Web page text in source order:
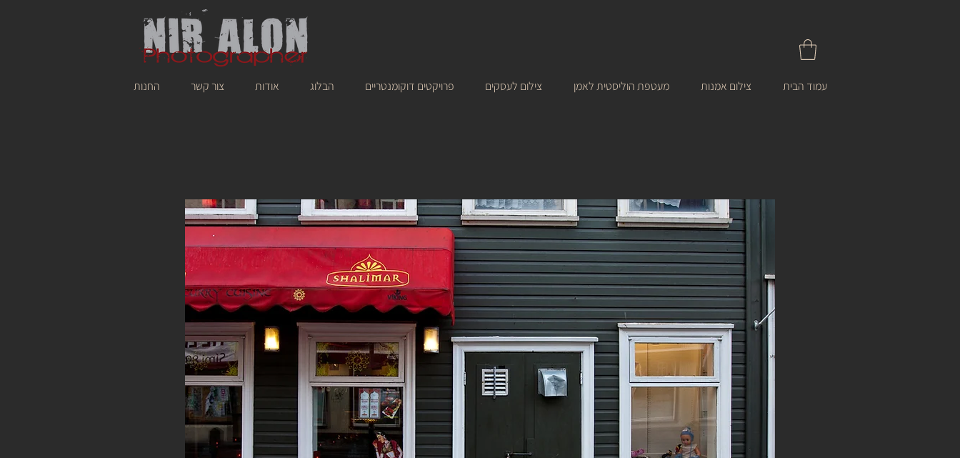
עמוד הבית צילום אמנות מעטפת הוליסטית לאמן צילום לעסקים פרויקטים דוקומנטריים הבלוג אודות צור קשר החנות